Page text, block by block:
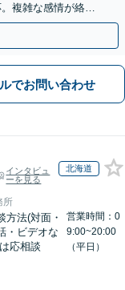
複雑な感情が絡む
可。
でお問い合わせ
インタビュ
ーを見る
北海道
所
方法(対面・
・ビデオな
応相談
営業時間：0
9:00~20:00
（平日）